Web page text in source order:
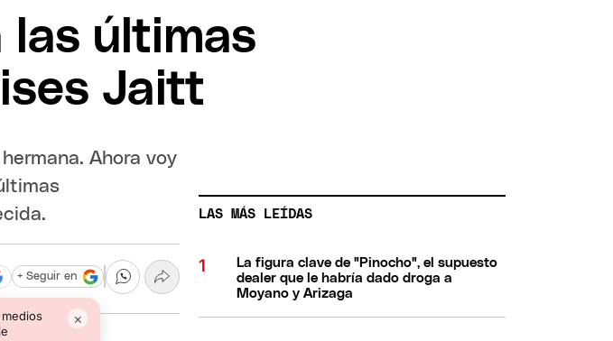
las últimas
Jaitt
Ahora voy
×
+ Seguir en
LAS MÁS LEÍDAS
La figura clave de "Pinocho", el supuesto
dealer que le habría dado droga a
Moyano y Arizaga